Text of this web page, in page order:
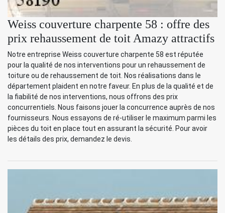
Weiss couverture charpente 58 : offre des
prix rehaussement de toit Amazy attractifs
Notre entreprise Weiss couverture charpente 58 est réputée
pour la qualité de nos interventions pour un rehaussement de
toiture ou de rehaussement de toit. Nos réalisations dans le
département plaident en notre faveur. En plus de la qualité et de
la fiabilité de nos interventions, nous offrons des prix
concurrentiels. Nous faisons jouer la concurrence auprès de nos
fournisseurs. Nous essayons de ré-utiliser le maximum parmi les
pièces du toit en place tout en assurant la sécurité. Pour avoir
les détails des prix, demandez le devis.